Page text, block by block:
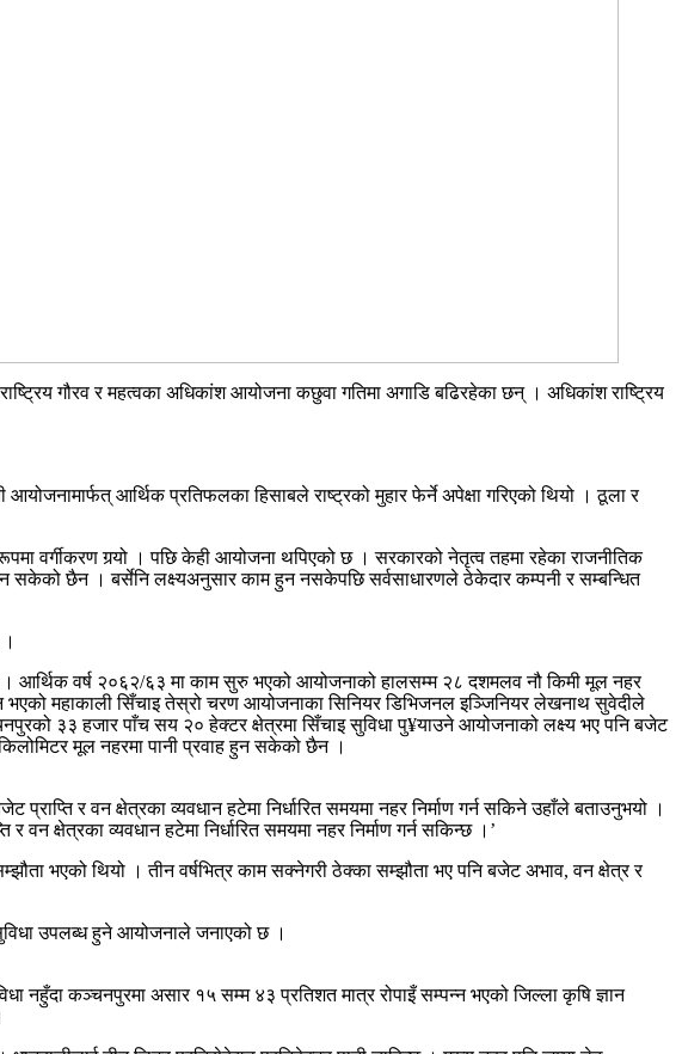
गौरव र महत्वका अधिकांश आयोजना कछुवा गतिमा अगाडि बढिरहेका छन् । अधिकांश राष्ट्रिय
आर्थिक प्रतिफलका हिसाबले राष्ट्रको मुहार फेर्ने अपेक्षा गरिएको थियो । ठूला र
वर्गीकरण गर्‍यो । पछि केही आयोजना थपिएको छ । सरकारको नेतृत्व तहमा रहेका राजनीतिक
सकेको छैन । बर्सेनि लक्ष्यअनुसार काम हुन नसकेपछि सर्वसाधारणले ठेकेदार कम्पनी र सम्बन्धित
। आर्थिक वर्ष २०६२/६३ मा काम सुरु भएको आयोजनाको हालसम्म २८ दशमलव नौ किमी मूल नहर
महाकाली सिँचाइ तेस्रो चरण आयोजनाका सिनियर डिभिजनल इञ्जिनियर लेखनाथ सुवेदीले
३३ हजार पाँच सय २० हेक्टर क्षेत्रमा सिँचाइ सुविधा पु¥याउने आयोजनाको लक्ष्य भए पनि बजेट
मूल नहरमा पानी प्रवाह हुन सकेको छैन ।
र वन क्षेत्रका व्यवधान हटेमा निर्धारित समयमा नहर निर्माण गर्न सकिने उहाँले बताउनुभयो ।
क्षेत्रका व्यवधान हटेमा निर्धारित समयमा नहर निर्माण गर्न सकिन्छ ।’
भएको थियो । तीन वर्षभित्र काम सक्नेगरी ठेक्का सम्झौता भए पनि बजेट अभाव, वन क्षेत्र र
सुविधा उपलब्ध हुने आयोजनाले जनाएको छ ।
नहुँदा कञ्चनपुरमा असार १५ सम्म ४३ प्रतिशत मात्र रोपाइँ सम्पन्न भएको जिल्ला कृषि ज्ञान